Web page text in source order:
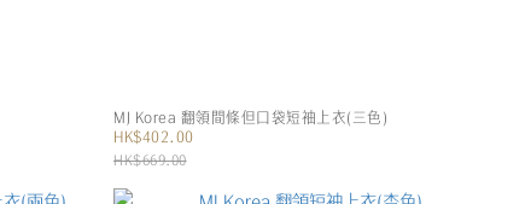
MJ Korea 翻領間條但口袋短袖上衣(三色)
HK$402.00
HK$669.00